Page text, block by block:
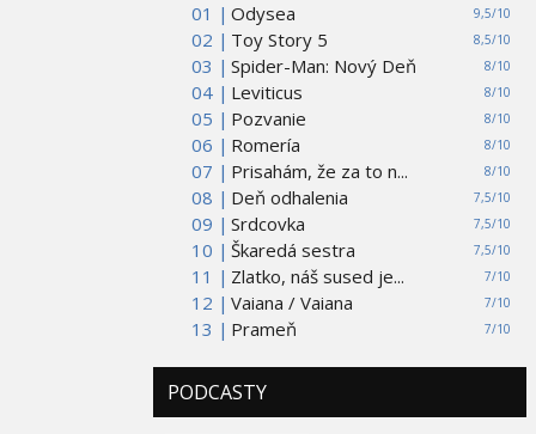
01 | 9,5/10
Odysea
02 |
8,5/10
Toy Story 5
03 |
8/10
Spider-Man: Nový Deň
04 |
8/10
Leviticus
05 |
8/10
Pozvanie
06 |
8/10
Romería
07 |
8/10
Prisahám, že za to n...
08 |
7,5/10
Deň odhalenia
09 |
7,5/10
Srdcovka
10 |
7,5/10
Škaredá sestra
11 |
7/10
Zlatko, náš sused je...
12 |
7/10
Vaiana / Vaiana
13 |
7/10
Prameň
PODCASTY